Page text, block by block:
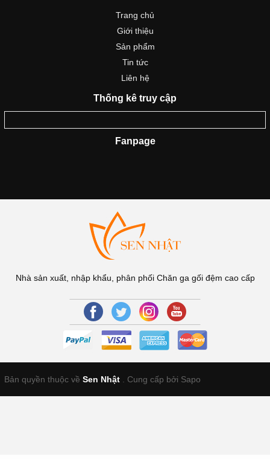
Trang chủ
Giới thiệu
Sản phẩm
Tin tức
Liên hệ
Thống kê truy cập
Fanpage
Nhà sản xuất, nhập khẩu, phân phối Chăn ga gối đệm cao cấp
Bản quyền thuộc về Sen Nhật . Cung cấp bởi Sapo